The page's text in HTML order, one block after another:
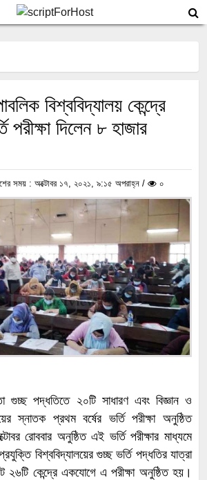
বিশ্ববিদ্যালয় কেন্দ্রে
পরীক্ষা দিলেন ৮ হাজার
সময় : অক্টোবর ১৭, ২০২১, ৯:১৫ অপরাহ্ন / ০
গুচ্ছ পদ্ধতিতে ২০টি সাধারণ এবং বিজ্ঞান ও
স্নাতক প্রথম বর্ষের ভর্তি পরীক্ষা অনুষ্ঠিত
রোববার অনুষ্ঠিত এই ভর্তি পরীক্ষার মাধ্যমে
বিশ্ববিদ্যালয়ের গুচ্ছ ভর্তি পদ্ধতির যাত্রা
কেন্দ্রে একযোগে এ পরীক্ষা অনুষ্ঠিত হয়।